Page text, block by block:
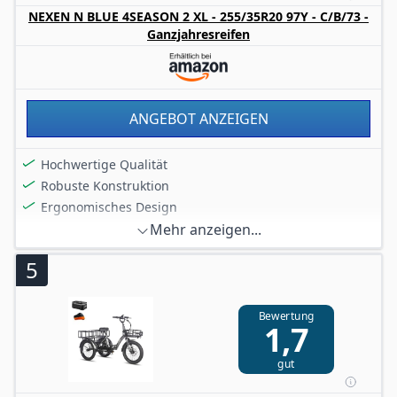
NEXEN N BLUE 4SEASON 2 XL - 255/35R20 97Y - C/B/73 -
Ganzjahresreifen
ANGEBOT ANZEIGEN
Hochwertige Qualität
Robuste Konstruktion
Ergonomisches Design
Mehr anzeigen...
5
Bewertung
1,7
gut